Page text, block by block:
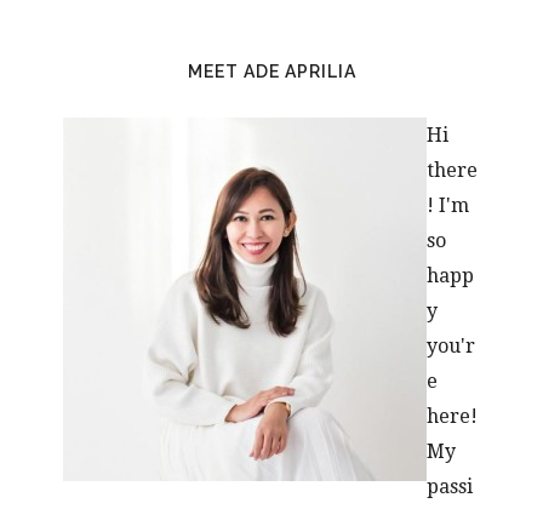
MEET ADE APRILIA
Hi
there
! I'm
so
happ
y
you'r
e
here!
My
passi